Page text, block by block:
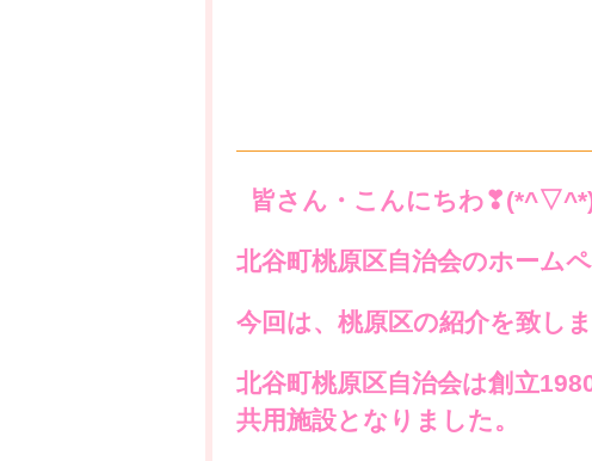
皆さん・こんにちわ
北谷町桃原区自治会のホーム
今回は、桃原区の紹介を致しま
北谷町桃原区自治会は創立
共用施設となりました。